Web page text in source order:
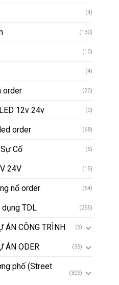
(4)
(130)
(10)
(4)
order (20)
12v 24v (0)
order (68)
Cố (5)
24V (15)
nổ order (54)
TDL (255)
ÁN CÔNG TRÌNH (5)
ÁN ODER (35)
phố (Street
(309)